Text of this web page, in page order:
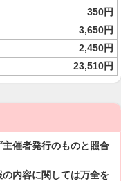
350円
3,650円
2,450円
23,510円
催者発行のものと照合
内容に関しては万全を